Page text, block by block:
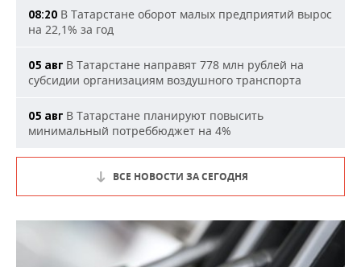
08:20 В Татарстане оборот малых предприятий вырос
на 22,1% за год
05 авг В Татарстане направят 778 млн рублей на
субсидии организациям воздушного транспорта
05 авг В Татарстане планируют повысить
минимальный потреббюджет на 4%
ВСЕ НОВОСТИ ЗА СЕГОДНЯ